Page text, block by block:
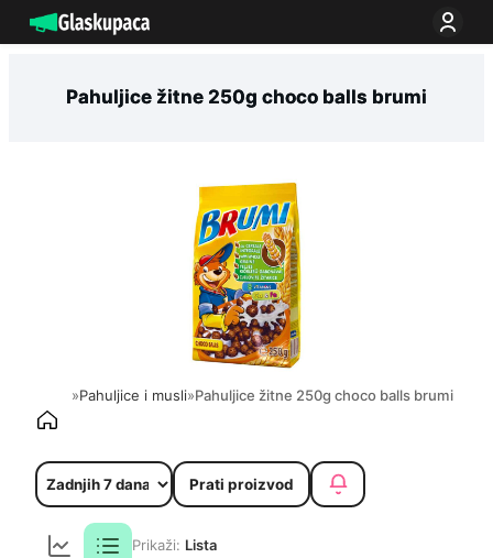
na
Pahuljice žitne 250g choco balls brumi
»Pahuljice i musli»Pahuljice žitne 250g choco balls brumi
Prati proizvod
Prikaži: Lista